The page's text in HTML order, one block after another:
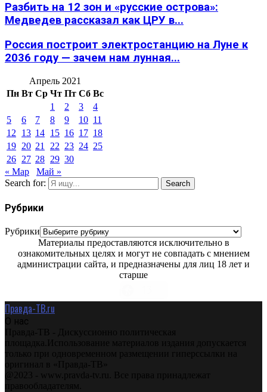
Разбить на 12 зон и «русские острова»:
Медведев рассказал как ЦРУ в...
Россия построит электростанцию на Луне к
2036 году — зачем нам лунная...
Апрель 2021
Пн Вт Ср Чт Пт Сб Вс
1
2 3
4
5
6 7 8 9 10 11
12
13 14 15 16 17 18
19 20 21 22 23 24 25
26 27 28 29 30
« Мар
Май »
Search for:
Search
Рубрики
Рубрики
Материалы предоставляются исключительно в
ознакомительных целях и могут не совпадать с мнением
администрации сайта, и предназначены для лиц 18 лет и
старше
Правда-ТВ.ru
О нас
Правда-ТВ - Дискуссионно политическая
площадка.Использование материалов издания допускается
только при одновременном размещении гиперссылки на
оригинал в «Правда-ТВ»
@2023 - www.pravda-tv.ru. Все права принадлежат
правообладателям.